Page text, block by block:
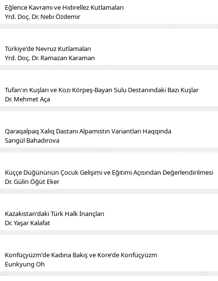
Eğlence Kavramı ve Hıdırellez Kutlamaları
Yrd. Doç. Dr. Nebi Özdemir
Türkiye'de Nevruz Kutlamaları
Yrd. Doç. Dr. Ramazan Karaman
Tufan'ın Kuşları ve Kozı Körpeş-Bayan Sulu Destanındaki Bazı Kuşlar
Dr. Mehmet Aça
Qaraqalpaq Xalıq Dastanı Alpamıstın Variantları Haqqında
Sarıgül Bahadırova
Küççe Düğününün Çocuk Gelişimi ve Eğitimi Açısından Değerlendirilmesi
Dr. Gülin Öğüt Eker
Kazakistan'daki Türk Halk İnançları
Dr. Yaşar Kalafat
Konfüçyüzm'de Kadına Bakış ve Kore'de Konfüçyüzm
Eunkyung Oh